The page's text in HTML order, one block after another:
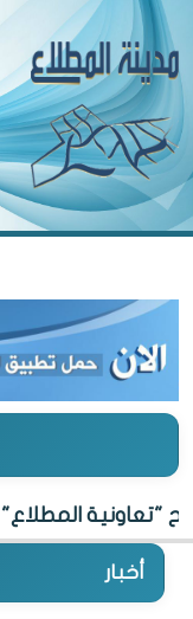
المطلاع" 27 أغسطس
أخبار